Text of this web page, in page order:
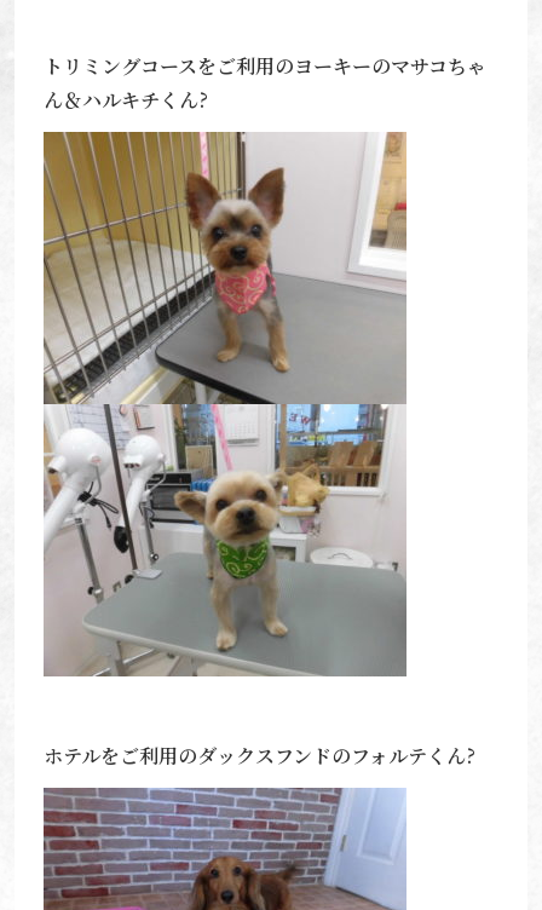
トリミングコースをご利用のヨーキーのマサコちゃ
ん＆ハルキチくん?
ホテルをご利用のダックスフンドのフォルテくん?